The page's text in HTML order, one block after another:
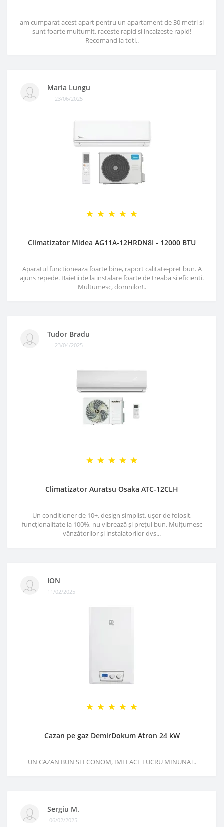
am cumparat acest apart pentru un apartament de 30 metri si
sunt foarte multumit, raceste rapid si incalzeste rapid!
Recomand la toti..
Maria Lungu
23/06/2025
Climatizator Midea AG11A-12HRDN8I - 12000 BTU
Aparatul functioneaza foarte bine, raport calitate-pret bun. A
ajuns repede. Baietii de la instalare foarte de treaba si eficienti.
Multumesc, domnilor!..
Tudor Bradu
23/04/2025
Climatizator Auratsu Osaka ATC-12CLH
Un conditioner de 10+, design simplist, ușor de folosit,
funcționalitate la 100%, nu vibrează și prețul bun. Mulțumesc
vânzătorilor și instalatorilor dvs...
ION
11/02/2025
Cazan pe gaz DemirDokum Atron 24 kW
UN CAZAN BUN SI ECONOM, IMI FACE LUCRU MINUNAT..
Sergiu M.
06/02/2025